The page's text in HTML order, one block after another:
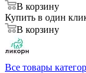
В корзину
Купить в один
В корзину
Все товары